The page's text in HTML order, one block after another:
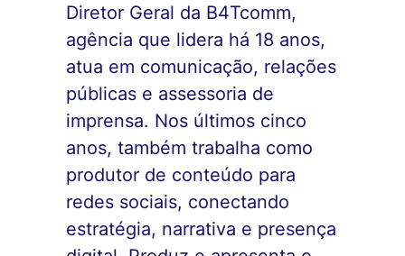
Diretor Geral da B4Tcomm,
agência que lidera há 18 anos,
atua em comunicação, relações
públicas e assessoria de
imprensa. Nos últimos cinco
anos, também trabalha como
produtor de conteúdo para
redes sociais, conectando
estratégia, narrativa e presença